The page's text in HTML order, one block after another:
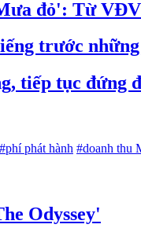
đỏ': Từ
trước
tiếp tục đứng
#phí phát hành #doanh thu
Odyssey'